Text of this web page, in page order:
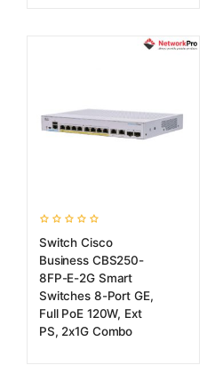
Switch Cisco
Business CBS250-
8FP-E-2G Smart
Switches 8-Port GE,
Full PoE 120W, Ext
PS, 2x1G Combo